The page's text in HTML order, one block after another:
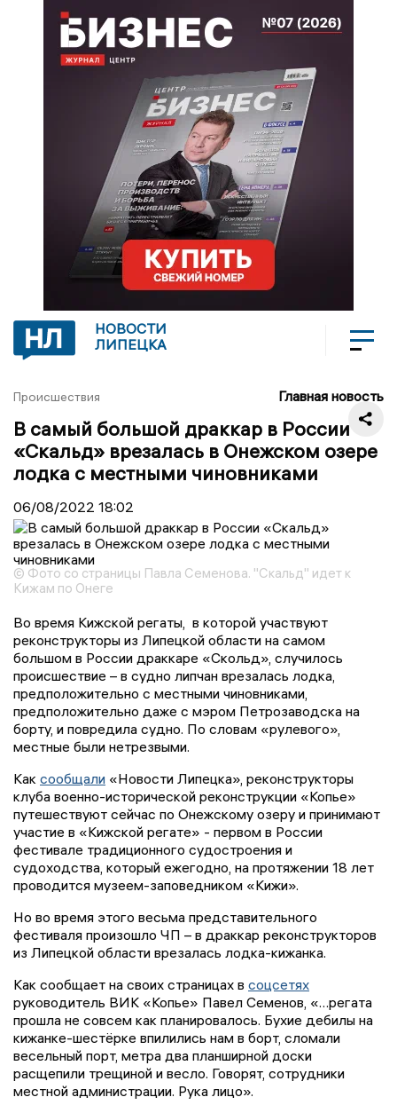
НОВОСТИ
ЛИПЕЦКА
Происшествия Главная новость
В самый большой драккар в России
«Скальд» врезалась в Онежском озере
лодка с местными чиновниками
06/08/2022 18:02
© Фото со страницы Павла Семенова. "Скальд" идет к
Кижам по Онеге
Во время Кижской регаты, в которой участвуют
реконструкторы из Липецкой области на самом
большом в России драккаре «Скольд», случилось
происшествие – в судно липчан врезалась лодка,
предположительно с местными чиновниками,
предположительно даже с мэром Петрозаводска на
борту, и повредила судно. По словам «рулевого»,
местные были нетрезвыми.
Как сообщали «Новости Липецка», реконструкторы
клуба военно-исторической реконструкции «Копье»
путешествуют сейчас по Онежскому озеру и принимают
участие в «Кижской регате» - первом в России
фестивале традиционного судостроения и
судоходства, который ежегодно, на протяжении 18 лет
проводится музеем-заповедником «Кижи».
Но во время этого весьма представительного
фестиваля произошло ЧП – в драккар реконструкторов
из Липецкой области врезалась лодка-кижанка.
Как сообщает на своих страницах в соцсетях
руководитель ВИК «Копье» Павел Семенов, «…регата
прошла не совсем как планировалось. Бухие дебилы на
кижанке-шестёрке впилились нам в борт, сломали
весельный порт, метра два планширной доски
расщепили трещиной и весло. Говорят, сотрудники
местной администрации. Рука лицо».